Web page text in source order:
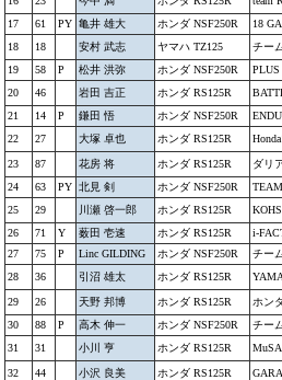
17
61 PY 亀井 雄大 ホンダ NSF250R
18
18
18 安村 武志 ヤマハ TZ125
チー
19
58 P 松井 洪弥 ホンダ NSF250R
20
46 岩田 吉正 ホンダ RS125R
21
14 P 鎌田 悟 ホンダ NSF250R
22
27 大塚 卓也 ホンダ RS125R
23 87 花房 将 ホンダ RS125R
ダリ
24
63 PY 北見 剣 ホンダ NSF250R
25
29 川瀬 啓一郎 ホンダ RS125R
26
71 Y 薮田 壱速 ホンダ RS125R
i-
27
75 P Linc GILDING ホンダ NSF250R
チー
28
36 引沼 雄太 ホンダ RS125R
29 26 天野 邦博 ホンダ RS125R
ホン
30
88 P 高木 伸一 ホンダ NSF250R
チー
31
31 小川 亨 ホンダ RS125R
32 44 小沢 良美 ホンダ RS125R